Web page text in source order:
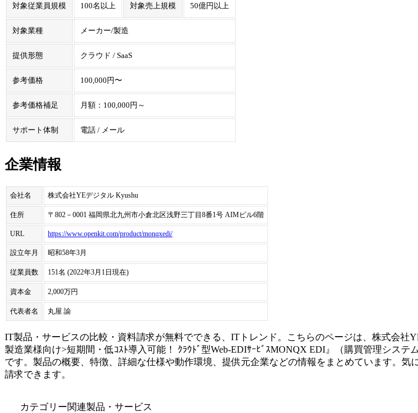
対象従業員規模 100名以上 対象売上規模 50億円以上
対象業種 メーカー/製造
提供形態 クラウド / SaaS
参考価格 100,000円〜
参考価格補足 月額：100,000円～
サポート体制 電話 / メール
企業情報
会社名 株式会社YEデジタル Kyushu
住所 〒802－0001 福岡県北九州市小倉北区浅野三丁目8番1号 AIMビル6階
URL https://www.openkit.com/product/monqxedi/
設立年月 昭和58年3月
従業員数 151名 (2022年3月1日現在)
資本金 2,000万円
代表者名 丸屋 諭
IT製品・サービスの比較・資料請求が無料でできる、ITトレンド。こちらのページは、 株式会社
製造業様向け>短期間・低ｺｽﾄ導入可能！ ｸﾗｳﾄﾞ型Web-EDIｻｰﾋﾞｽMONQX EDI』（購買管理システ
です。製品の概要、特徴、詳細な仕様や動作環境、提供元企業などの情報をまとめています。気
請求できます。
カテゴリー関連製品・サービス